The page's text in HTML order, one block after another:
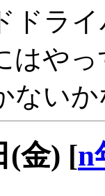
ドラ
はや
ない
(金) [n